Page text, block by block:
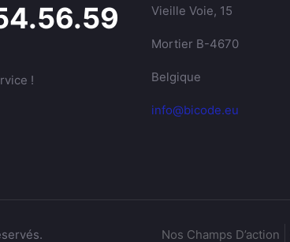
!
Vieille Voie, 15
Mortier B-4670
Belgique
info@bicode.eu
Nos Champs D’action